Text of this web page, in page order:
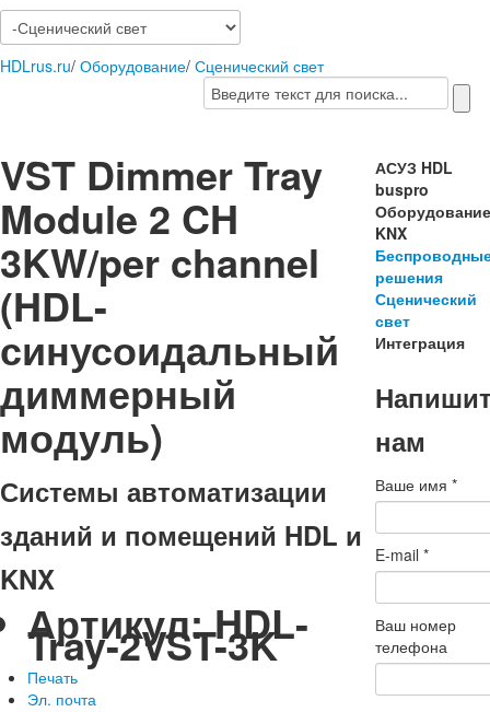
HDLrus.ru/ Оборудование/ Сценический свет
VST Dimmer Tray
Module 2 CH
3KW/per channel
(HDL-
синусоидальный
диммерный
модуль)
Системы автоматизации
зданий и помещений HDL и
KNX
Артикул:HDL-
Tray-2VST-3K
Печать
Эл. почта
АСУЗ HDL
buspro
KNX
решения
Сценический
свет
Интеграция
нам
Ваше имя*
E-mail*
Ваш номер
телефона